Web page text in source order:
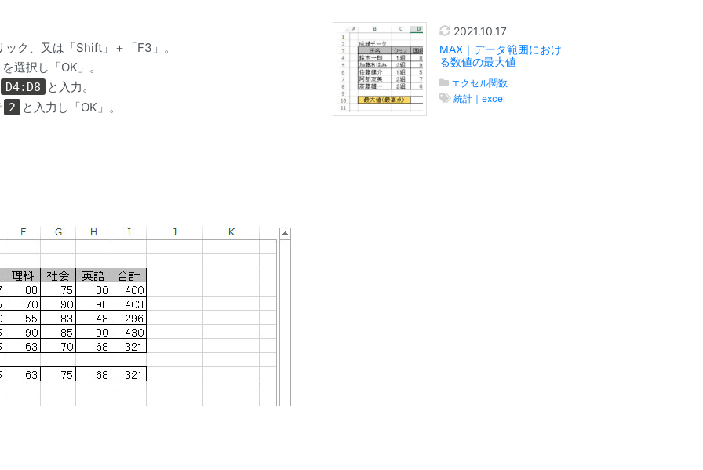
ク、又は「Shift」＋「F3」。
選択し「OK」。
D4:D8
と入力。
2 と入力し「OK」。
2021.10.17
MAX｜データ範囲におけ
る数値の最大値
エクセル関数
統計｜excel